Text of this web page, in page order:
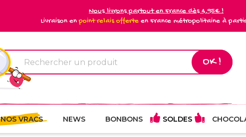
Nous livrons partout en France dès 4,95€ !
Livraison enpoint relais offerteen France métropolitaine à
OK !
NOS VRACS NEWS BONBONS SOLDES